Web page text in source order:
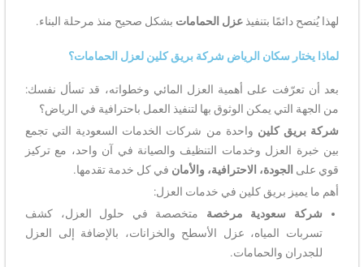
لهذا يُنصح دائمًا بتنفيذعزل الحمامات بشكل صحيح منذ مرحلة البناء.
لماذا يختار سكان الرياض شركة بريق كلين لعزل الحمامات؟
بعد أن تعرّفت على أهمية العزل المائي وخطواته، قد تسأل نفسك:
من الجهة التي يمكن الوثوق بها لتنفيذ العمل باحترافية في الرياض؟
شركة بريق كلين واحدة من شركات الخدمات السعودية التي تجمع
بين خبرة العزل وخدمات التنظيف والصيانة في آن واحد، مع تركيز
قوي على الجودة، الاحترافية، والأمان في كل خدمة تقدمها.
أهم ما يميز بريق كلين في خدمات العزل:
شركة سعودية مرخصة متخصصة في حلول العزل، كشف
تسربات المياه، عزل الأسطح والخزانات، بالإضافة إلى العزل
للجدران والحمامات.